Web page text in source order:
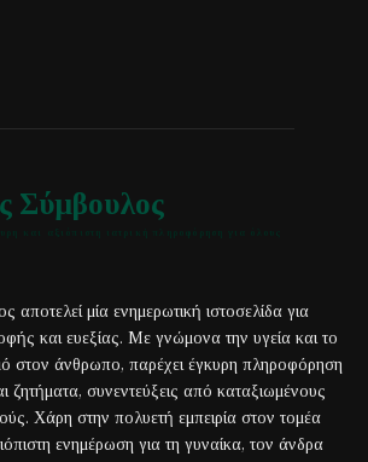
Σύμβουλος
αποτελεί μία ενημερωτική ιστοσελίδα για
και ευεξίας. Με γνώμονα την υγεία και το
στον άνθρωπο, παρέχει έγκυρη πληροφόρηση
ζητήματα, συνεντεύξεις από καταξιωμένους
Χάρη στην πολυετή εμπειρία στον τομέα
ενημέρωση για τη γυναίκα, τον άνδρα